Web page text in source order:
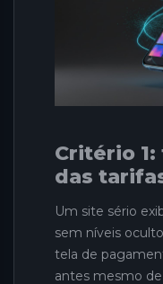
Critério
das
Um site sério
sem níveis
tela de
antes mesmo